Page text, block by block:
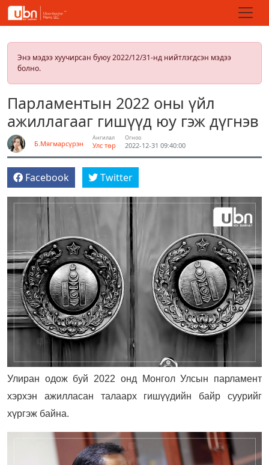
Энэ мэдээ хуучирсан буюу 2022/12/31-нд нийтлэгдсэн мэдээ
болно.
Парламентын 2022 оны үйл
ажиллагааг гишүүд юу гэж дүгнэв
Б.Мягмарсүрэн
Ангилал
Улс төр
Огноо
2022-12-31 09:40:00
Facebook Twitter
Улиран одож буй 2022 онд Монгол Улсын парламент
хэрхэн ажилласан талаарх гишүүдийн байр суурийг
хүргэж байна.